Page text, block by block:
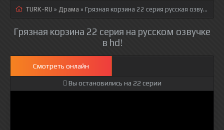
TURK-RU » Драма » Грязная корзина 22 серия русская озвучка полностью смотреть онлайн!
Грязная корзина 22 серия на русском озвучке
в hd!
Смотреть онлайн
Вы остановились на 22 серии